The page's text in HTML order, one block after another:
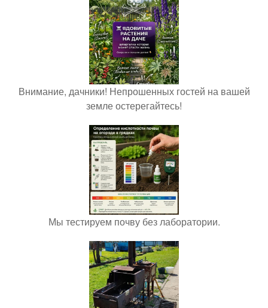
Внимание, дачники! Непрошенных гостей на вашей
земле остерегайтесь!
Мы тестируем почву без лаборатории.